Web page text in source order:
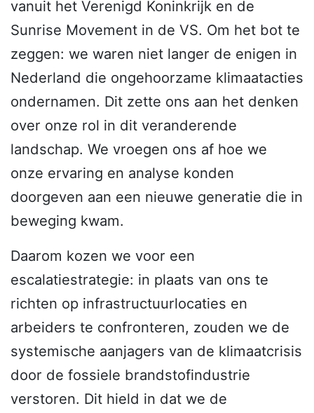
vanuit het Verenigd Koninkrijk en de
Sunrise Movement in de VS. Om het bot te
zeggen: we waren niet langer de enigen in
Nederland die ongehoorzame klimaatacties
ondernamen. Dit zette ons aan het denken
over onze rol in dit veranderende
landschap. We vroegen ons af hoe we
onze ervaring en analyse konden
doorgeven aan een nieuwe generatie die in
beweging kwam.
Daarom kozen we voor een
escalatiestrategie: in plaats van ons te
richten op infrastructuurlocaties en
arbeiders te confronteren, zouden we de
systemische aanjagers van de klimaatcrisis
door de fossiele brandstofindustrie
verstoren. Dit hield in dat we de